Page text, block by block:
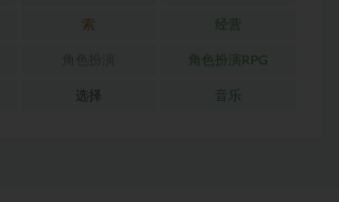
索 经营
角色扮演RPG
选择 音乐